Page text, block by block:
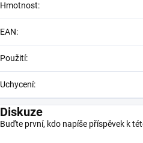
Hmotnost:
EAN:
Použití:
Uchycení:
Diskuze
Buďte první, kdo napíše příspěvek k